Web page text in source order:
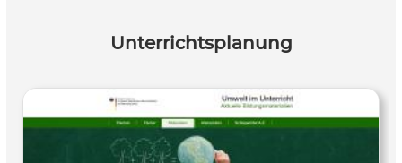
Unterrichtsplanung